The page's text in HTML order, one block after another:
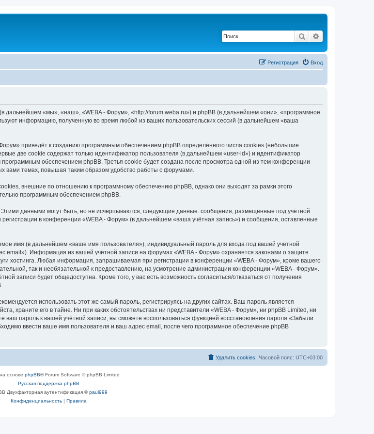
Поиск
Вход
Регистрация
дальнейшем «мы», «наш», «WEBA - Форум», «http://forum.weba.ru») и phpBB (в дальнейшем «они», «программное
информацию, полученную во время любой из ваших пользовательских сессий (в дальнейшем «ваша
приведёт к созданию программным обеспечением phpBB определённого числа cookies (небольшие
две cookie содержат только идентификатор пользователя (в дальнейшем «user-id») и идентификатор
обеспечением phpBB. Третья cookie будет создана после просмотра одной из тем конференции
вами темах, повышая таким образом удобство работы с форумами.
внешние по отношению к программному обеспечению phpBB, однако они выходят за рамки этого
программным обеспечением phpBB.
данными могут быть, но не исчерпываются, следующие данные: сообщения, размещённые под учётной
в конференции «WEBA - Форум» (в дальнейшем «ваша учётная запись») и сообщения, оставленные
имя (в дальнейшем «ваше имя пользователя»), индивидуальный пароль для входа под вашей учётной
Информация из вашей учётной записи на форумах «WEBA - Форум» охраняется законами о защите
хостинга. Любая информация, запрашиваемая при регистрации в конференции «WEBA - Форум», кроме вашего
так и необязательной к предоставлению, на усмотрение администрации конференции «WEBA - Форум».
записи будет общедоступна. Кроме того, у вас есть возможность согласиться/отказаться от получения
использовать этот же самый пароль, регистрируясь на других сайтах. Ваш пароль является
храните его в тайне. Ни при каких обстоятельствах ни представители «WEBA - Форум», ни phpBB Limited, ни
ваш пароль к вашей учётной записи, вы сможете воспользоваться функцией восстановления пароля «Забыли
ввести ваше имя пользователя и ваш адрес email, после чего программное обеспечение phpBB
Часовой пояс: UTC+03:00
Удалить cookies
основе phpBB® Forum Software © phpBB Limited
Русская поддержка phpBB
Двухфакторная аутентификация ©paul999
Конфиденциальность| Правила